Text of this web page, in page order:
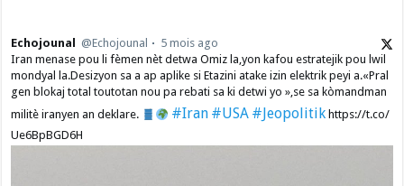
Echojounal @Echojounal
5 mois ago
Iran menase pou li fèmen nèt detwa Omiz la,yon kafou estratejik pou lwil
mondyal la.Desizyon sa a ap aplike si Etazini atake izin elektrik peyi a.​«Pral
gen blokaj total toutotan nou pa rebati sa ki detwi yo »,se sa kòmandman
militè iranyen an deklare.
#Iran #USA #Jeopolitikhttps://t.co/
Ue6BpBGD6H